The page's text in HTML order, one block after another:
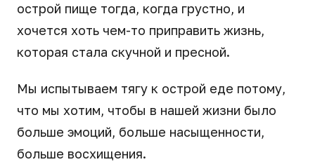
острой пище тогда, когда грустно, и
хочется хоть чем-то приправить жизнь,
которая стала скучной и пресной.
Мы испытываем тягу к острой еде потому,
что мы хотим, чтобы в нашей жизни было
больше эмоций, больше насыщенности,
больше восхищения.